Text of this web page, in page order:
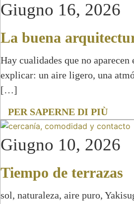
Giugno 16, 2026
La buena
Hay cualidades que no
explicar: un aire ligero, una
[…]
PER SAPERNE DI PIÙ
Giugno 10, 2026
Tiempo de terrazas
sol, naturaleza, aire puro,